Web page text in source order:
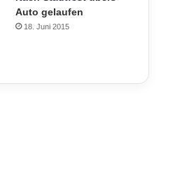
Auto gelaufen
18. Juni 2015